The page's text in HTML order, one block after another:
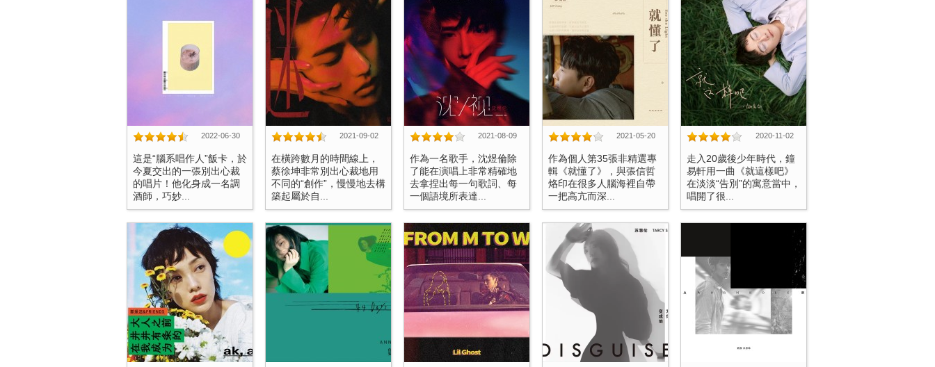
2022-06-30
這是“腦系唱作人”飯卡，於
今夏交出的一張別出心裁
的唱片！他化身成一名調
酒師，巧妙...
2021-09-02
在橫跨數月的時間線上，
蔡徐坤非常別出心裁地用
不同的“創作”，慢慢地去構
築起屬於自...
2021-08-09
作為一名歌手，沈煜倫除
了能在演唱上非常精確地
去拿捏出每一句歌詞、每
一個語境所表達...
2021-05-20
作為個人第35張非精選專
輯《就懂了》，與張信哲
烙印在很多人腦海裡自帶
一把高亢而深...
2020-11-02
走入20歲後少年時代，鐘
易軒用一曲《就這樣吧》
在淡淡“告別”的寓意當中，
唱開了很...